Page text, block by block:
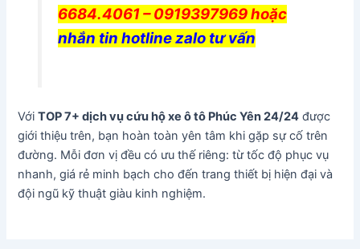
6684.4061 – 0919397969 hoặc
nhắn tin hotline zalo tư vấn
VớiTOP 7+ dịch vụ cứu hộ xe ô tô Phúc Yên 24/24 được
giới thiệu trên, bạn hoàn toàn yên tâm khi gặp sự cố trên
đường. Mỗi đơn vị đều có ưu thế riêng: từ tốc độ phục vụ
nhanh, giá rẻ minh bạch cho đến trang thiết bị hiện đại và
đội ngũ kỹ thuật giàu kinh nghiệm.